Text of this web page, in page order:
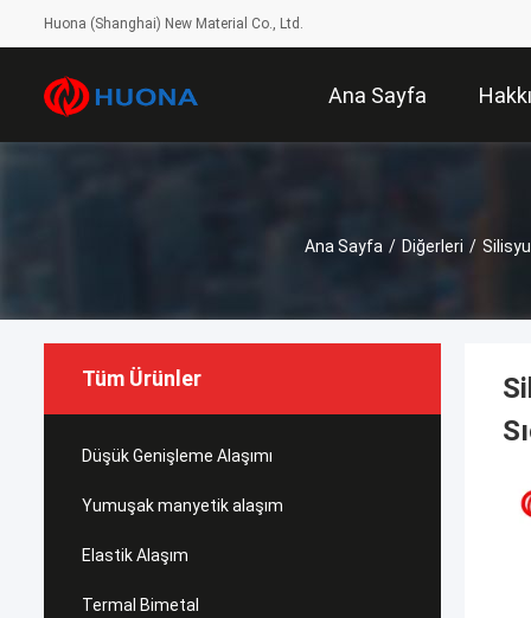
Huona (Shanghai) New Material Co., Ltd.
Ana Sayfa
Ana Sayfa / Diğerleri /
Tüm Ürünler
Düşük Genişleme Alaşımı
Yumuşak manyetik alaşım
Elastik Alaşım
Termal Bimetal